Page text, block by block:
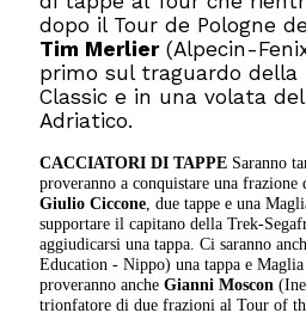
dopo il Tour de Pologne
Tim Merlier(Alpecin-
primo sul traguardo della
Classic e in una volata
Adriatico.
CACCIATORI DI TAPPE Saranno
proveranno a conquistare una frazione
Giulio Ciccone, due tappe e una
supportare il capitano della Trek-
aggiudicarsi una tappa. Ci saranno
Education - Nippo) una tappa e
proveranno ancheGianni Moscon
trionfatore di due frazioni al Tour of